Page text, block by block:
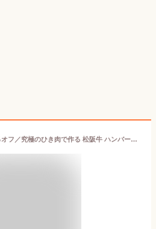
7/10(金)まで＼最大30％オフ／究極のひき肉で作る 松阪牛 ハンバーグ ステーキ 個包装 1個 200g 無添加 特製ソース付 | ギフト 冷凍 高級ハンバーグ お取り寄せ 美味しい 熨斗 bonbori ぼんぼり 誕生日 合格 お祝 暑中お見舞い お中元 送料無料